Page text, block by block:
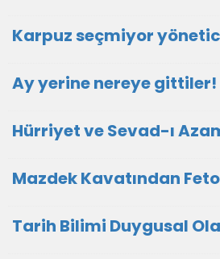
Karpuz seçmiyor
Ay yerine nereye gittiler!
Hürriyet ve Sevad-ı
Mazdek Kavatından
Tarih Bilimi Duygusal